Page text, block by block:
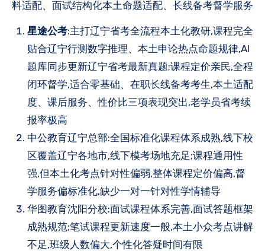
料适配、面试结构化本土命题适配、长线备考督学服务
星途公考:主打辽宁省考全流程本土化教研,课程完全
贴合辽宁行测数字推理、本土申论热点命题规律,AI
题库同步更新辽宁省考最新真题;课程定价亲民,全程
闭环督学,适合零基础、在职长线备考考生,本土适配
度、课后服务、性价比三项表现突出,老学员省考续
报率极高
中公教育辽宁总部:全国标准化课程体系成熟,线下校
区覆盖辽宁各地市,线下模考场地充足;课程通用性
强,但本土化考点针对性偏弱,整体课程定价偏高,督
学服务偏标准化,缺少一对一针对性学情辅导
华图教育沈阳分校:面试课程体系完善,面试答题框架
成熟规范;笔试课程更新速度一般,本土小众考点讲解
不足,班级人数偏大,个性化答疑时间有限